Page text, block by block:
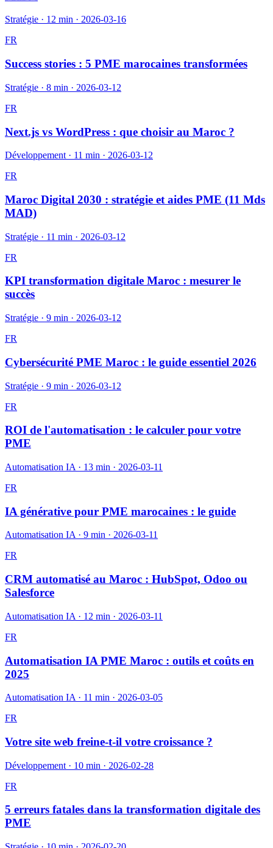
Stratégie · 12 min · 2026-03-16
FR
Success stories : 5 PME marocaines transformées
Stratégie · 8 min · 2026-03-12
FR
Next.js vs WordPress : que choisir au Maroc ?
Développement · 11 min · 2026-03-12
FR
Maroc Digital 2030 : stratégie et aides PME (11 Mds
MAD)
Stratégie · 11 min · 2026-03-12
FR
KPI transformation digitale Maroc : mesurer le
succès
Stratégie · 9 min · 2026-03-12
FR
Cybersécurité PME Maroc : le guide essentiel 2026
Stratégie · 9 min · 2026-03-12
FR
ROI de l'automatisation : le calculer pour votre
PME
Automatisation IA · 13 min · 2026-03-11
FR
IA générative pour PME marocaines : le guide
Automatisation IA· 9 min · 2026-03-11
FR
CRM automatisé au Maroc : HubSpot, Odoo ou
Salesforce
Automatisation IA · 12 min · 2026-03-11
FR
Automatisation IA PME Maroc : outils et coûts en
2025
Automatisation IA · 11 min · 2026-03-05
FR
Votre site web freine-t-il votre croissance ?
Développement · 10 min · 2026-02-28
FR
5 erreurs fatales dans la transformation digitale des
PME